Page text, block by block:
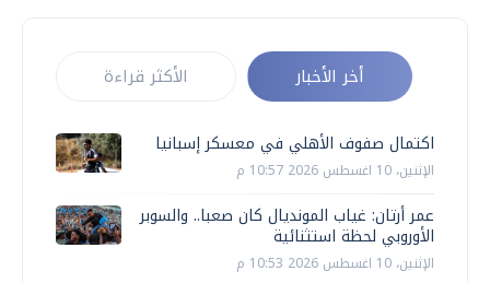
أخر الأخبار الأكثر قراءة
اكتمال صفوف الأهلي في معسكر إسبانيا
الإثنين، 10 اغسطس 2026 10:57 م
عمر أرتان: غياب المونديال كان صعبا.. والسوبر
الأوروبي لحظة استثنائية
الإثنين، 10 اغسطس 2026 10:53 م